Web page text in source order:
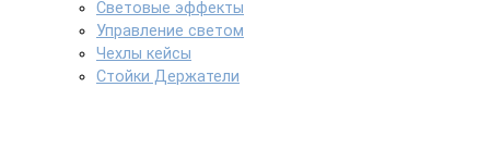
Световые эффекты
Управление светом
Чехлы кейсы
Стойки Держатели